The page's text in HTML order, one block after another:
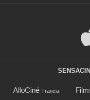
AlloCiné Francia